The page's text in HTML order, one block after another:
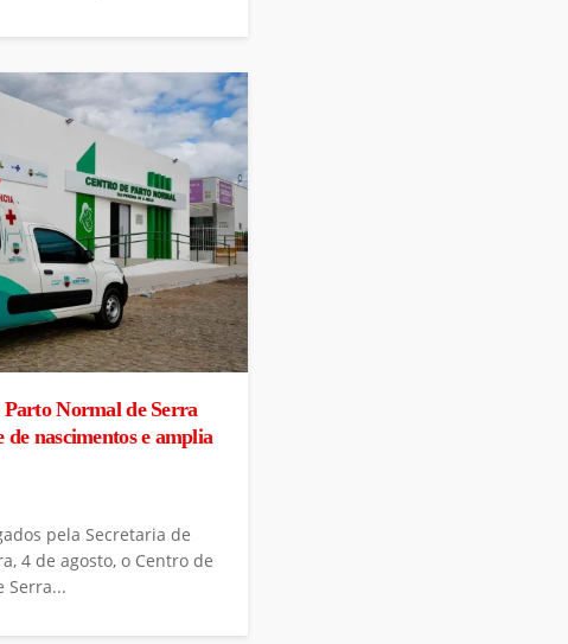
Normal de Serra
nascimentos e amplia
pela Secretaria de
4 de agosto, o Centro de
Serra...